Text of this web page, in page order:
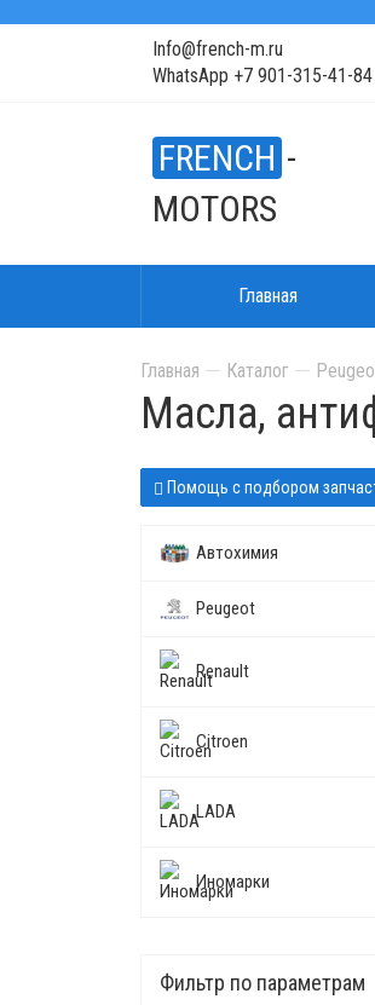
Info@french-m.ru
WhatsApp +7 901-315-41-84
FRENCH -
MOTORS
Главная
Главная Каталог
Масла,
Помощь с подбором
Автохимия
Peugeot
Renault
Citroen
LADA
Иномарки
Фильтр по параметрам